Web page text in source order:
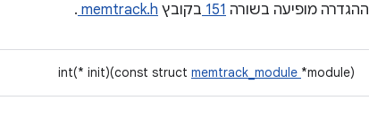
ההגדרה מופיעה בשורה 151 בקובץ memtrack.h
.
int(* init)(const struct memtrack_module *module)